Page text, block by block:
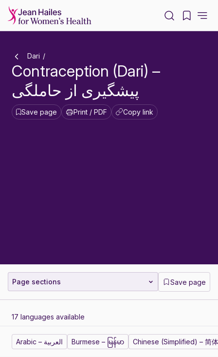
Dari
Contraception (Dari) –
پیشگیری از حاملگی
Save page Print / PDF Copy link
Page sections Save page
17 languages available
Arabic – العربية Burmese – မြန်မာ Chinese (Simplified) – 简